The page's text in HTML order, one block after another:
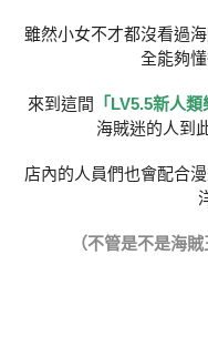
雖然小女不才都沒看過
全能夠
來到這間 「LV5.5新人類
海賊迷的人到
店內的人員們也會配合
（不管是不是海